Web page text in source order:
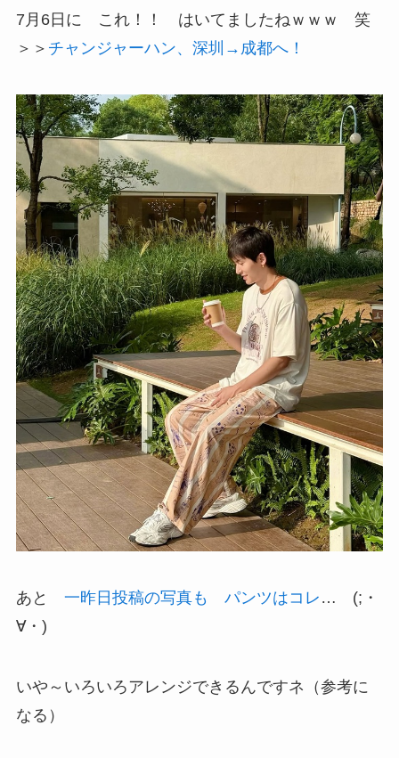
7月6日に これ！！ はいてましたねｗｗｗ 笑
＞＞ チャンジャーハン、深圳→成都へ！
あと 一昨日投稿の写真も パンツはコレ … (;・
∀・)
いや～いろいろアレンジできるんですネ（参考に
なる）